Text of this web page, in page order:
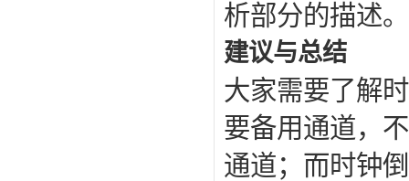
析部分的描述。
建议与总结
大家需要了解
要备用通道，
通道；而时钟